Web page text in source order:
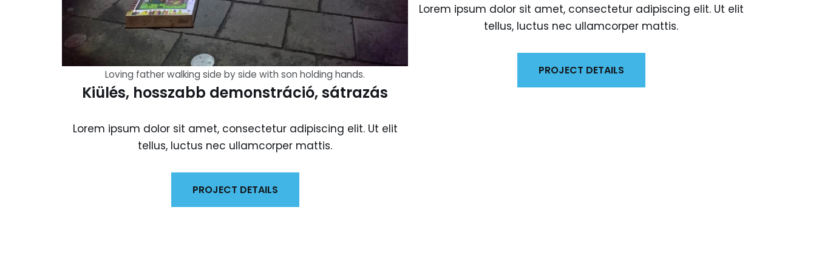
Loving father walking side by side with son holding hands.
Kiülés, hosszabb demonstráció, sátrazás
Lorem ipsum dolor sit amet, consectetur adipiscing elit. Ut elit
tellus, luctus nec ullamcorper mattis.
PROJECT DETAILS
Lorem ipsum dolor sit amet, consectetur adipiscing elit. Ut elit
tellus, luctus nec ullamcorper mattis.
PROJECT DETAILS